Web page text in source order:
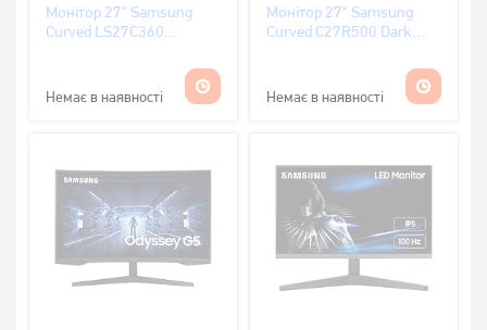
Монітор 27" Samsung
Curved LS27C360
Немає в наявності
Монітор 27" Samsung
Curved C27R500 Dark
Немає в наявності